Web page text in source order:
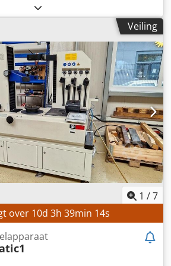
163190
, werkstukgewicht (max.):270 kg,
, afstand tafel tot
, Zo goed als nieuwe horizontale
weinig gebruiksuren! TECHNISCHE
Slijplengte: 600 mm Slijpbreedte:
werkstukbelasting Afmetingen
mm Maximaal werkstukgewicht: 270
– tabletoppervlak: 565 mm
Verplaatsing X-as: 765 mm
mm Verdeling schaalring Y-as: 0,02
Z-as: 0,005 mm Automatische
mm Aanvoersnelheden en snelle
aanvoer X-as: 7–23 m/min
as: 990 mm/min Snelle verplaatsing
Afmetingen slijpschijf: 350
MACHINEGEGEVENS Type
2-assige positie-aanduiding:
slijpspindel: 5,5 kW Totaal
kW Afmetingen en gewicht
mm × 2.200 mm × 1.890 mm
Veiling
1 /7
over 10d 3h 39min 12s